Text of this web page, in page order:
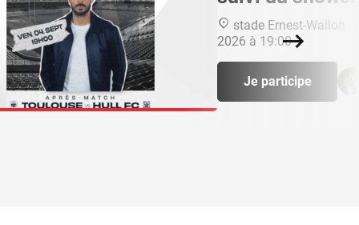
stade Ernest-Wallon
2026 à 19:00
Je participe
Suivant